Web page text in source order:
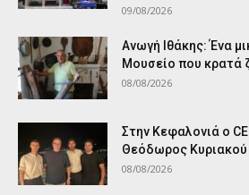
09/08/2026
Ανωγή Ιθάκης: Ένα
Μουσείο που κρατά
08/08/2026
Στην Κεφαλονιά ο
Θεόδωρος Κυριακού
08/08/2026